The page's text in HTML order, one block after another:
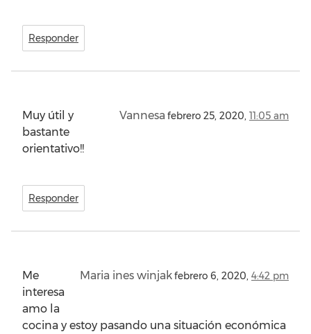
Responder
Vannesa febrero 25, 2020, 11:05 am
Muy útil y
bastante
orientativo!!
Responder
Maria ines winjakfebrero 6, 2020, 4:42 pm
Me
interesa
amo la
cocina y estoy pasando una situación económica